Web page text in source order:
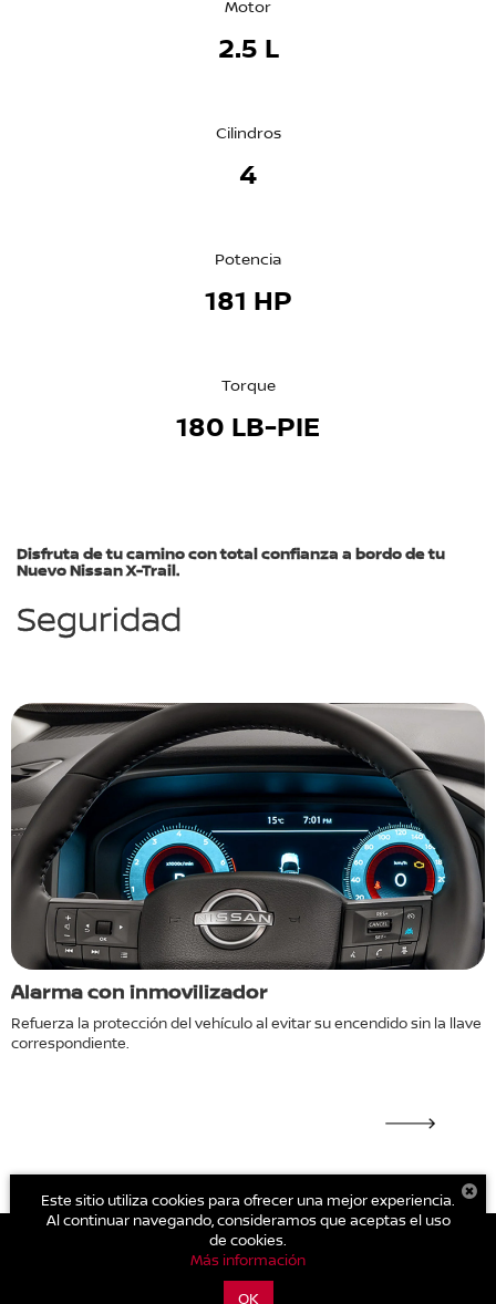
Motor
2.5 L
Cilindros
4
Potencia
181 HP
Torque
180 LB-PIE
Disfruta de tu camino con total confianza a bordo de tu
Nuevo Nissan X-Trail.
Seguridad
Alarma con inmovilizador
Refuerza la protección del vehículo al evitar su encendido sin la llave
correspondiente.
| Nissan Torres Corzo Aguascalientes Sur|Blvd. José María Chávez 1325
México20270
Este sitio utiliza cookies para ofrecer una mejor experiencia.
Al continuar navegando, consideramos que aceptas el uso
de cookies.
Más información
OK